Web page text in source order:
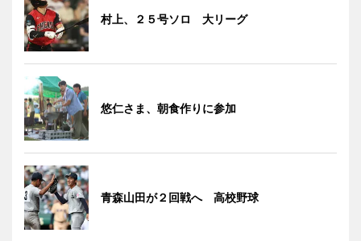
村上、２５号ソロ 大リーグ
悠仁さま、朝食作りに参加
青森山田が２回戦へ 高校野球